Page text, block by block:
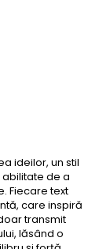
ideilor, un stil
de a
Fiecare text
care inspiră
transmit
lăsând o